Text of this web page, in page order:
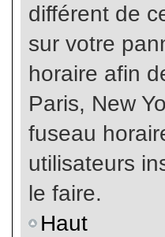
différent de
sur votre
horaire afin
Paris, New
fuseau
utilisateurs
le faire.
Haut